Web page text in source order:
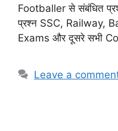
Footballer से संबंधित
प्रश्न SSC, Railway,
Exams और दूसरे सभी
Leave a